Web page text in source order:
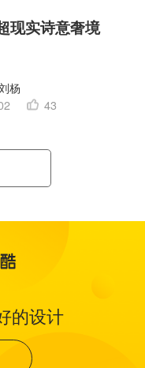
现实诗意奢境
杨
43
的设计